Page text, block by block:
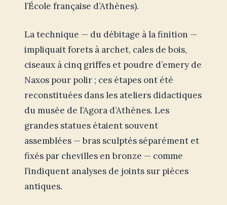
l’École française d’Athènes).
La technique — du débitage à la finition —
impliquait forets à archet, cales de bois,
ciseaux à cinq griffes et poudre d’emery de
Naxos pour polir ; ces étapes ont été
reconstituées dans les ateliers didactiques
du musée de l’Agora d’Athènes. Les
grandes statues étaient souvent
assemblées — bras sculptés séparément et
fixés par chevilles en bronze — comme
l’indiquent analyses de joints sur pièces
antiques.